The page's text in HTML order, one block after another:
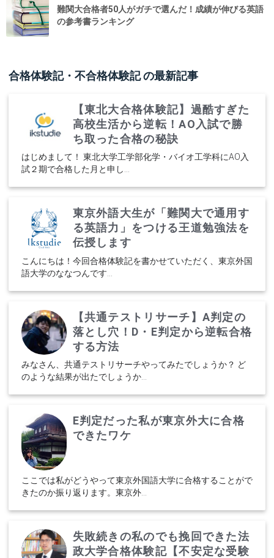
難関大合格者50人がガチで選んだ！成績が伸びる英語
の参考書ランキング
合格体験記・不合格体験記の最新記事
【東北大合格体験記】過酷すぎた
高校生活から逆転！AO入試で勝
ち取った合格の秘訣
はじめまして！ 東北大学工学部化学・バイオ工学科にAO入
試２期で合格した月と申し...
東京外語大生が「難関大で通用す
る英語力」をつける王道勉強法を
伝授します
こんにちは！今回合格体験記を書かせていただく、東京外国
語大学のななつんです...
【共通テストリサーチ】A判定の
落とし穴！D・E判定から逆転合格
する方法
みなさん、共通テストリサーチやってみたでしょうか？ ど
のような結果が出たでしょうか...
E判定だった私が東京外大に合格
できたワケ
ここでは私がどうやって東京外国語大学に合格することがで
きたのか振り返ります。東京外...
失敗続きの私のでも挽回できた法
政大学合格体験記【不安定な受験